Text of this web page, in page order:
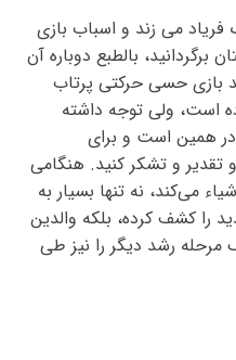
می زند و اسباب بازی
بالطبع دوباره آن
بازی حسی حرکتی پرتاب
است، ولی توجه داشته
همین است و برای
تقدیر و تشکر کنید. هنگامی‌
می‌کند، نه تنها بسیار به
کشف کرده، بلکه والدین
مرحله رشد دیگر را نیز طی